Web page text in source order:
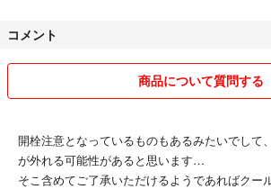
発送後の事故の責任は負いかねます。
購入時の状態のままで(例えば新品タグ付きなら
いない状態)、購入者の皆様が保証、追跡付きの
担してくださる場合のみ受け付けます。
コメント
商品について質問する
開栓注意となっているものもあるみたいでして
が外れる可能性があると思います…
そこ含めてご了承いただけるようであればクー